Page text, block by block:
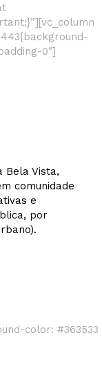
0″]
Bela Vista,
comunidade
e
por
color: #363533